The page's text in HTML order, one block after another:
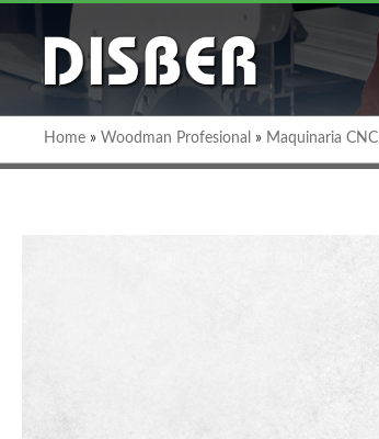
Home » Woodman Profesional » Maquinaria CNC